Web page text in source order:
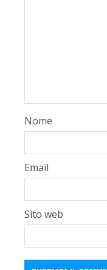
Nome
Email
Sito web